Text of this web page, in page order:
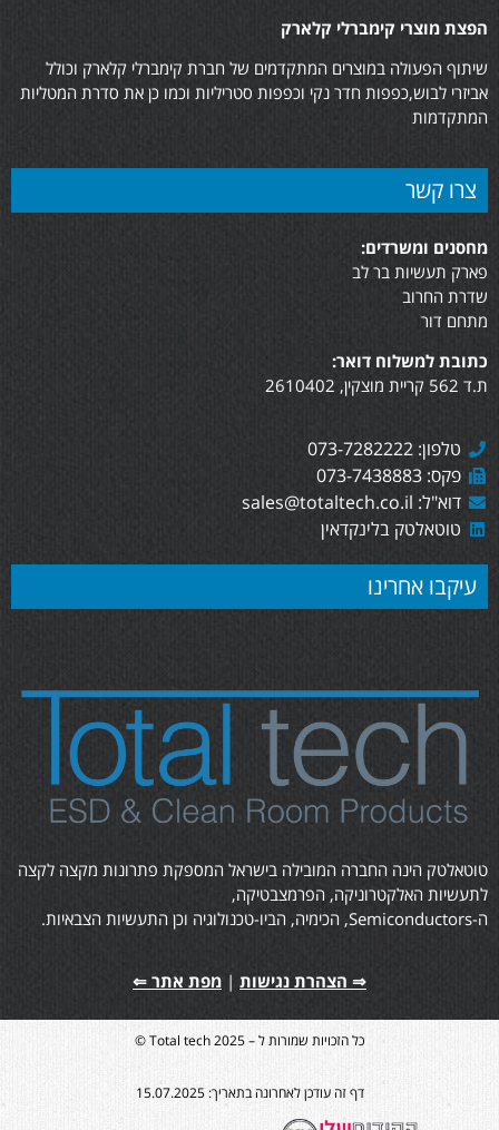
הפצת מוצרי קימברלי קלארק
שיתוף הפעולה במוצרים המתקדמים של חברת קימברלי קלארק וכולל
אביזרי לבוש,כפפות חדר נקי וכפפות סטריליות וכמו כן את סדרת המטליות
המתקדמות
צרו קשר
מחסנים ומשרדים:
פארק תעשיות בר לב
שדרת החרוב
מתחם דור
כתובת למשלוח דואר:
ת.ד 562 קריית מוצקין, 2610402
טלפון: 073-7282222
פקס: 073-7438883
דוא"ל: sales@totaltech.co.il
טוטאלטק בלינקדאין
עיקבו אחרינו
טוטאלטק הינה החברה המובילה בישראל המספקת פתרונות מקצה לקצה
לתעשיות האלקטרוניקה, הפרמצבטיקה,
ה-Semiconductors, הכימיה, הביו-טכנולוגיה וכן התעשיות הצבאיות.
⇒ הצהרת נגישות | מפת אתר ⇐
כל הזכויות שמורות ל – Total tech 2025 ©
דף זה עודכן לאחרונה בתאריך: 15.07.2025